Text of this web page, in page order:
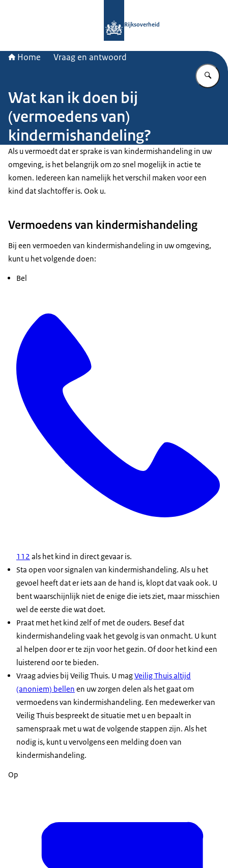
Rijksoverheid
Home Vraag en antwoord
Wat kan ik doen bij
(vermoedens van)
kindermishandeling?
Als u vermoedt dat er sprake is van kindermishandeling in uw
omgeving, is het belangrijk om zo snel mogelijk in actie te
komen. Iedereen kan namelijk het verschil maken voor een
kind dat slachtoffer is. Ook u.
Vermoedens van kindermishandeling
Bij een vermoeden van kindermishandeling in uw omgeving,
kunt u het volgende doen:
Bel
112 als het kind in direct gevaar is.
Sta open voor signalen van kindermishandeling. Als u het
gevoel heeft dat er iets aan de hand is, klopt dat vaak ook. U
bent waarschijnlijk niet de enige die iets ziet, maar misschien
wel de eerste die wat doet.
Praat met het kind zelf of met de ouders. Besef dat
kindermishandeling vaak het gevolg is van onmacht. U kunt
al helpen door er te zijn voor het gezin. Of door het kind een
luisterend oor te bieden.
Vraag advies bij Veilig Thuis. U magVeilig Thuis altijd
(anoniem) bellen en uw zorgen delen als het gaat om
vermoedens van kindermishandeling. Een medewerker van
Veilig Thuis bespreekt de situatie met u en bepaalt in
samenspraak met u wat de volgende stappen zijn. Als het
nodig is, kunt u vervolgens een melding doen van
kindermishandeling.
Op